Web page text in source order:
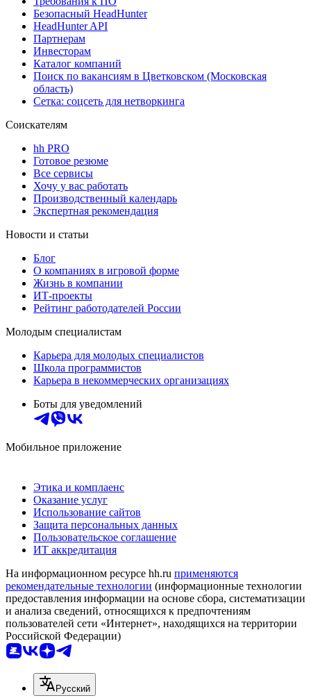
Безопасный HeadHunter
HeadHunter API
Партнерам
Инвесторам
Каталог компаний
Поиск по вакансиям в Цветковском (Московская
область)
Сетка: соцсеть для нетворкинга
Соискателям
hh PRO
Готовое резюме
Все сервисы
Хочу у вас работать
Производственный календарь
Экспертная рекомендация
Новости и статьи
Блог
О компаниях в игровой форме
Жизнь в компании
ИТ-проекты
Рейтинг работодателей России
Молодым специалистам
Карьера для молодых специалистов
Школа программистов
Карьера в некоммерческих организациях
Боты для уведомлений
Мобильное приложение
Этика и комплаенс
Оказание услуг
Использование сайтов
Защита персональных данных
Пользовательское соглашение
ИТ аккредитация
На информационном ресурсе hh.ru применяются
рекомендательные технологии (информационные технологии
предоставления информации на основе сбора, систематизации
и анализа сведений, относящихся к предпочтениям
пользователей сети «Интернет», находящихся на территории
Российской Федерации)
Русский